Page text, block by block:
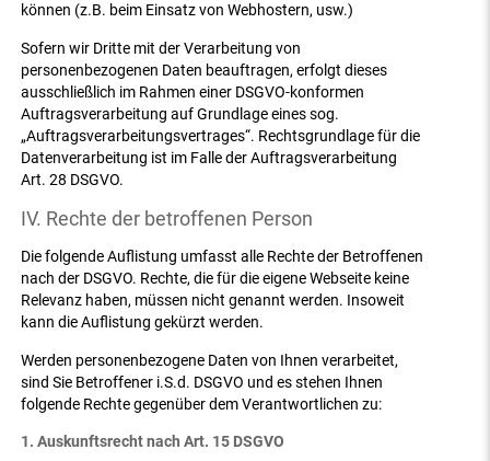
können (z.B. beim Einsatz von Webhostern, usw.)
Sofern wir Dritte mit der Verarbeitung von
personenbezogenen Daten beauftragen, erfolgt dieses
ausschließlich im Rahmen einer DSGVO-konformen
Auftragsverarbeitung auf Grundlage eines sog.
„Auftragsverarbeitungsvertrages“. Rechtsgrundlage für die
Datenverarbeitung ist im Falle der Auftragsverarbeitung
Art. 28 DSGVO.
IV. Rechte der betroffenen Person
Die folgende Auflistung umfasst alle Rechte der Betroffenen
nach der DSGVO. Rechte, die für die eigene Webseite keine
Relevanz haben, müssen nicht genannt werden. Insoweit
kann die Auflistung gekürzt werden.
Werden personenbezogene Daten von Ihnen verarbeitet,
sind Sie Betroffener i.S.d. DSGVO und es stehen Ihnen
folgende Rechte gegenüber dem Verantwortlichen zu:
1. Auskunftsrecht nach Art. 15 DSGVO